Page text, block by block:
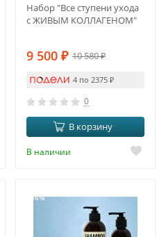
Набор "Все ступени ухода
с ЖИВЫМ КОЛЛАГЕНОМ"
9 500 ₽ 10 580₽
4 по 2375 ₽
0
В корзину
В наличии
-36%